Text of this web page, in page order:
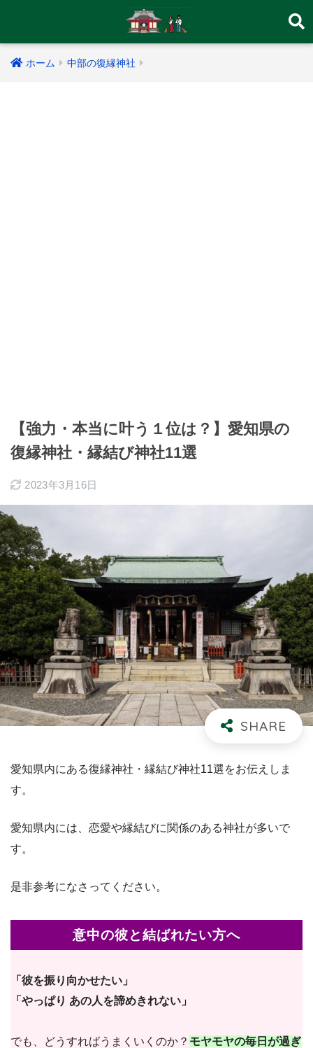
ホーム 中部の復縁神社
【強力・本当に叶う１位は？】愛知県の
復縁神社・縁結び神社11選
2023年3月16日
愛知県内にある復縁神社・縁結び神社11選をお伝えしま
す。
愛知県内には、恋愛や縁結びに関係のある神社が多いで
す。
是非参考になさってください。
意中の彼と結ばれたい方へ
「彼を振り向かせたい」
「やっぱり あの人を諦めきれない」
でも、どうすればうまくいくのか？ モヤモヤの毎日が過ぎ